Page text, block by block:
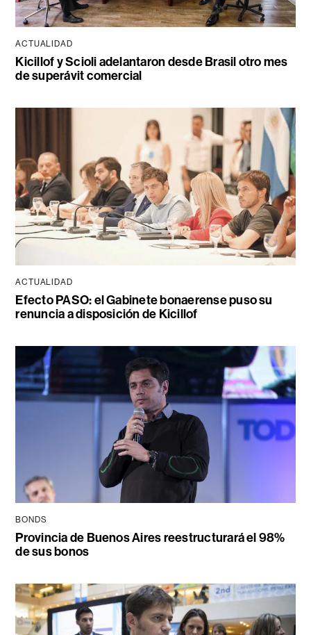
ACTUALIDAD
Kicillof y Scioli adelantaron desde Brasil otro mes
de superávit comercial
ACTUALIDAD
Efecto PASO: el Gabinete bonaerense puso su
renuncia a disposición de Kicillof
BONDS
Provincia de Buenos Aires reestructurará el 98%
de sus bonos